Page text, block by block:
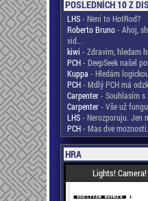
POSLEDNÍCH 10 Z
LHS- Není to HotRod?
Roberto Bruno- Ahoj,
vid...
kiwi - Zdravim, hledam
PCH- DeepSeek našel
Kuppa - Hledám
PCH- Mdlý PCH má
Carpenter- Souhlasím s
Carpenter- Vše už
LHS- Nerozporuju. Jen
PCH- Mas dve
HRA
Lights!